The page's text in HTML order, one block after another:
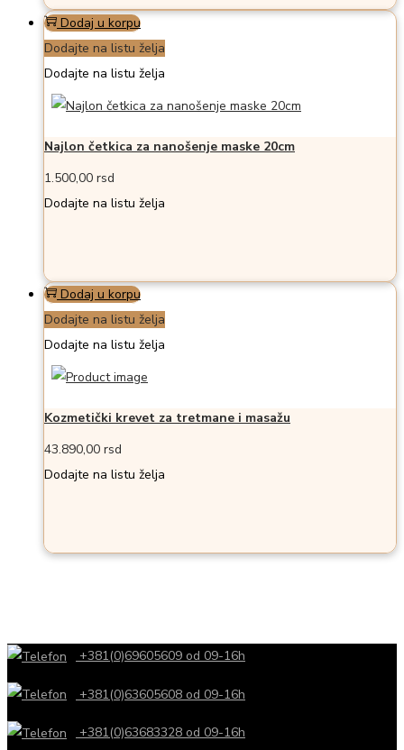
Dodaj u korpu
Dodajte na listu želja
Dodajte na listu želja
Najlon četkica za nanošenje maske 20cm
1.500,00 rsd
Dodajte na listu želja
Dodaj u korpu
Dodajte na listu želja
Dodajte na listu želja
Kozmetički krevet za tretmane i masažu
43.890,00 rsd
Dodajte na listu želja
+381(0)69605609 od 09-16h
+381(0)63605608 od 09-16h
+381(0)63683328 od 09-16h